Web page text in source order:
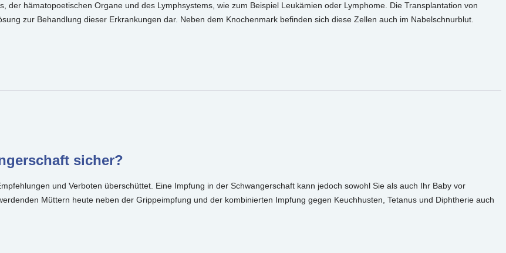
der hämatopoetischen Organe und des Lymphsystems, wie zum Beispiel Leukämien oder Lymphome. Die Transplantation von
zur Behandlung dieser Erkrankungen dar. Neben dem Knochenmark befinden sich diese Zellen auch im Nabelschnurblut.
sicher?
und Verboten überschüttet. Eine Impfung in der Schwangerschaft kann jedoch sowohl Sie als auch Ihr Baby vor
Müttern heute neben der Grippeimpfung und der kombinierten Impfung gegen Keuchhusten, Tetanus und Diphtherie auch